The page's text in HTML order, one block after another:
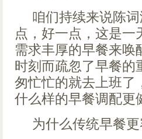
咱们持续来说陈
点，好一点，这是
需求丰厚的早餐来唤
时刻而疏忽了早餐的
匆忙忙的就去上班了
什么样的早餐调配更
为什么传统早餐